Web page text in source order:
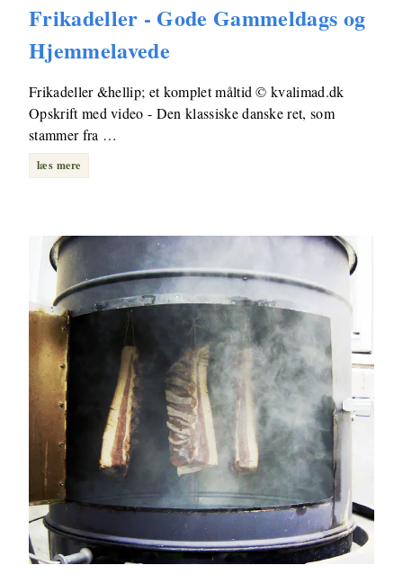
Frikadeller - Gode Gammeldags og
Hjemmelavede
Frikadeller &hellip; et komplet måltid © kvalimad.dk
Opskrift med video - Den klassiske danske ret, som
stammer fra …
læs mere